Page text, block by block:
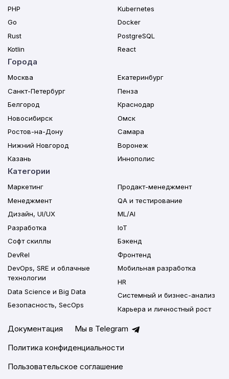
PHP
Go
Rust
Kotlin
Kubernetes
Docker
PostgreSQL
React
Города
Москва
Санкт-Петербург
Белгород
Новосибирск
Ростов-на-Дону
Нижний Новгород
Казань
Екатеринбург
Пенза
Краснодар
Омск
Самара
Воронеж
Иннополис
Категории
Маркетинг
Менеджмент
Дизайн, UI/UX
Разработка
Софт скиллы
DevRel
DevOps, SRE и облачные
технологии
Data Science и Big Data
Безопасность, SecOps
Продакт-менеджмент
QA и тестирование
ML/AI
IoT
Бэкенд
Фронтенд
Мобильная разработка
HR
Системный и бизнес-анализ
Карьера и личностный рост
Документация
Мы в Telegram
Политика конфиденциальности
Пользовательское соглашение